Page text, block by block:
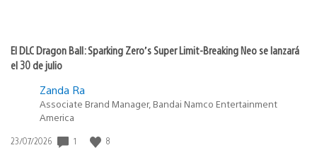
El DLC Dragon Ball: Sparking Zero’s Super Limit-Breaking Neo se lanzará
el 30 de julio
Zanda Ra
Associate Brand Manager, Bandai Namco Entertainment
America
Fecha
23/07/2026 1 8